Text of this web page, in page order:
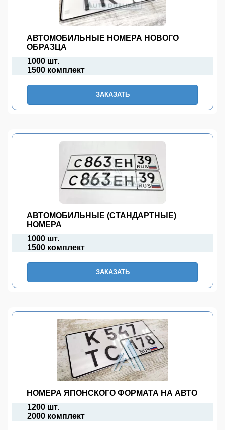
АВТОМОБИЛЬНЫЕ НОМЕРА НОВОГО
ОБРАЗЦА
1000 шт.
1500 комплект
ЗАКАЗАТЬ
АВТОМОБИЛЬНЫЕ (СТАНДАРТНЫЕ)
НОМЕРА
1000 шт.
1500 комплект
ЗАКАЗАТЬ
НОМЕРА ЯПОНСКОГО ФОРМАТА НА АВТО
1200 шт.
2000 комплект